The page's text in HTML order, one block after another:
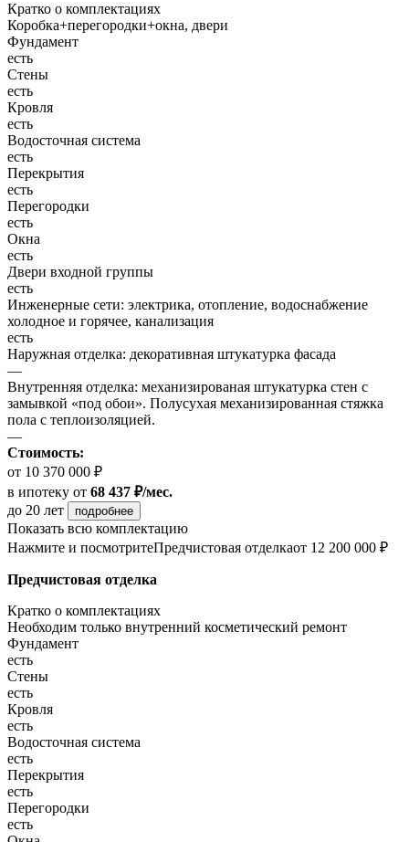
Кратко о комплектациях
Коробка+перегородки+окна, двери
Фундамент
есть
Стены
есть
Кровля
есть
Водосточная система
есть
Перекрытия
есть
Перегородки
есть
Окна
есть
Двери входной группы
есть
Инженерные сети: электрика, отопление, водоснабжение
холодное и горячее, канализация
есть
Наружная отделка: декоративная штукатурка фасада
—
Внутренняя отделка: механизированая штукатурка стен с
замывкой «под обои». Полусухая механизированная стяжка
пола с теплоизоляцией.
—
Стоимость:
от 10 370 000 ₽
в ипотеку от 68 437 ₽/мес.
до 20 лет
подробнее
Показать всю комплектацию
Нажмите и посмотритеПредчистовая отделкаот 12 200 000 ₽
Предчистовая отделка
Кратко о комплектациях
Необходим только внутренний косметический ремонт
Фундамент
есть
Стены
есть
Кровля
есть
Водосточная система
есть
Перекрытия
есть
Перегородки
есть